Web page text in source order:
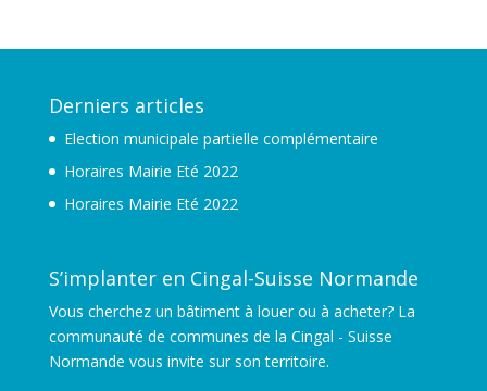
Derniers articles
Election municipale partielle complémentaire
Horaires Mairie Eté 2022
Horaires Mairie Eté 2022
S’implanter en Cingal-Suisse Normande
Vous cherchez un bâtiment à louer ou à acheter? La
communauté de communes de la Cingal - Suisse
Normande vous invite sur son territoire.